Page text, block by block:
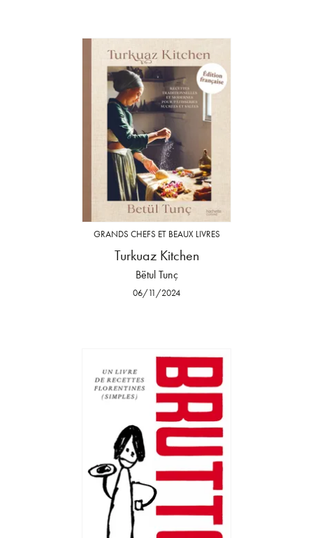
GRANDS CHEFS ET BEAUX LIVRES
Turkuaz Kitchen
Bëtul Tunç
06/11/2024